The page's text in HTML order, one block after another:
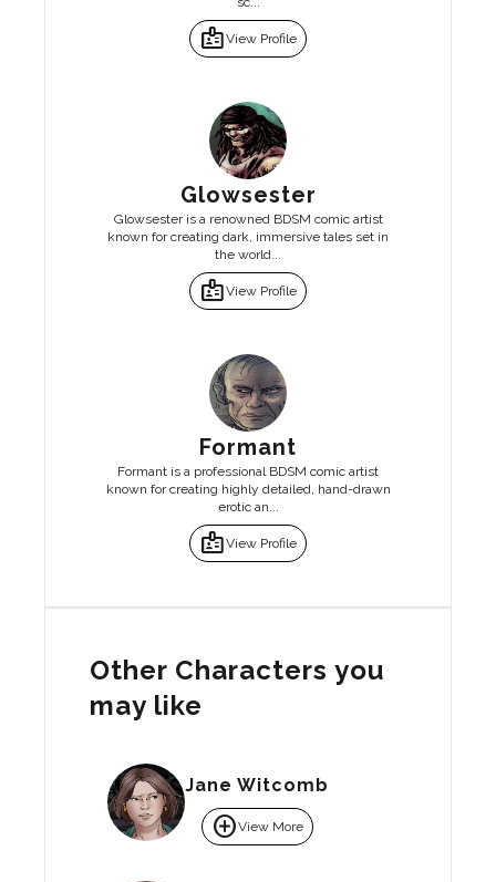
badgeView Profile
Glowsester
Glowsester is a renowned BDSM comic artist
known for creating dark, immersive tales set in
the world...
badgeView Profile
Formant
Formant is a professional BDSM comic artist
known for creating highly detailed, hand-drawn
erotic an...
badgeView Profile
Other Characters you
may like
Jane Witcomb
add_circleView More